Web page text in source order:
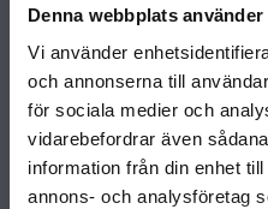
Denna webbplats
Vi använder
och annonserna till
för sociala medier och
vidarebefordrar även
information från din enhet
annons- och analysföretag
info@fiskarhedenvillan.se
Box 882, 781 29 Borlänge
ALLA VÅRA
UNIKA HUS